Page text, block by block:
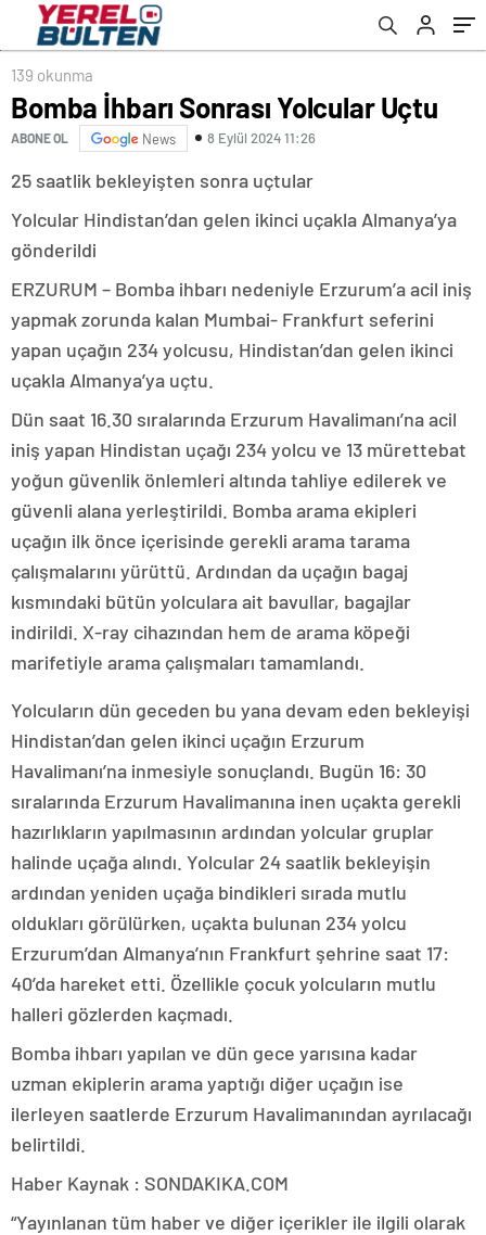
139 okunma
Bomba İhbarı Sonrası Yolcular Uçtu
ABONE OL News 8 Eylül 2024 11:26
25 saatlik bekleyişten sonra uçtular
Yolcular Hindistan’dan gelen ikinci uçakla Almanya’ya
gönderildi
ERZURUM – Bomba ihbarı nedeniyle Erzurum’a acil iniş
yapmak zorunda kalan Mumbai- Frankfurt seferini
yapan uçağın 234 yolcusu, Hindistan’dan gelen ikinci
uçakla Almanya’ya uçtu.
Dün saat 16.30 sıralarında Erzurum Havalimanı’na acil
iniş yapan Hindistan uçağı 234 yolcu ve 13 mürettebat
yoğun güvenlik önlemleri altında tahliye edilerek ve
güvenli alana yerleştirildi. Bomba arama ekipleri
uçağın ilk önce içerisinde gerekli arama tarama
çalışmalarını yürüttü. Ardından da uçağın bagaj
kısmındaki bütün yolculara ait bavullar, bagajlar
indirildi. X-ray cihazından hem de arama köpeği
marifetiyle arama çalışmaları tamamlandı.
Yolcuların dün geceden bu yana devam eden bekleyişi
Hindistan’dan gelen ikinci uçağın Erzurum
Havalimanı’na inmesiyle sonuçlandı. Bugün 16: 30
sıralarında Erzurum Havalimanına inen uçakta gerekli
hazırlıkların yapılmasının ardından yolcular gruplar
halinde uçağa alındı. Yolcular 24 saatlik bekleyişin
ardından yeniden uçağa bindikleri sırada mutlu
oldukları görülürken, uçakta bulunan 234 yolcu
Erzurum’dan Almanya’nın Frankfurt şehrine saat 17:
40’da hareket etti. Özellikle çocuk yolcuların mutlu
halleri gözlerden kaçmadı.
Bomba ihbarı yapılan ve dün gece yarısına kadar
uzman ekiplerin arama yaptığı diğer uçağın ise
ilerleyen saatlerde Erzurum Havalimanından ayrılacağı
belirtildi.
Haber Kaynak : SONDAKIKA.COM
“Yayınlanan tüm haber ve diğer içerikler ile ilgili olarak